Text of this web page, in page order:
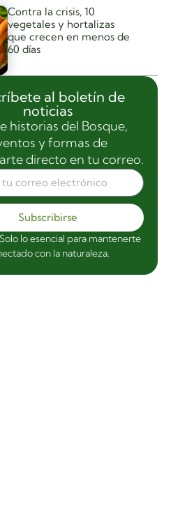
Contra la crisis, 10
vegetales y hortalizas
que crecen en menos de
60 días
al boletín de
noticias
historias del Bosque,
y formas de
directo en tu correo.
Subscribirse
lo esencial para mantenerte
con la naturaleza.